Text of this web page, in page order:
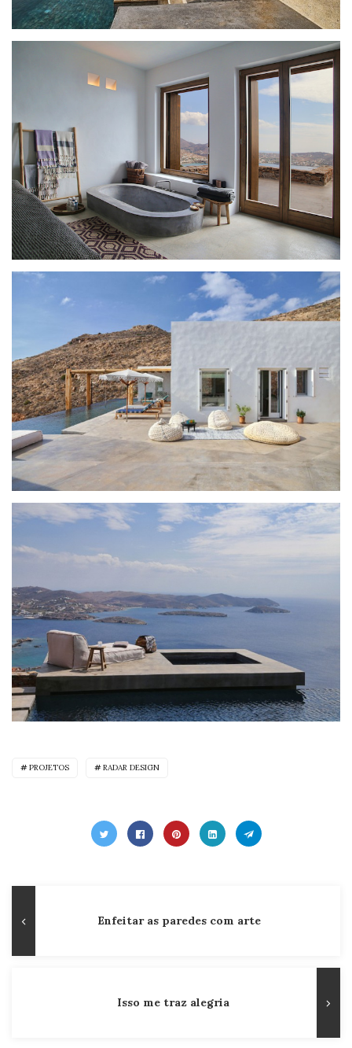
PROJETOS RADAR DESIGN
de
Post
Publicação
Enfeitar as paredes com arte
Isso me traz alegria